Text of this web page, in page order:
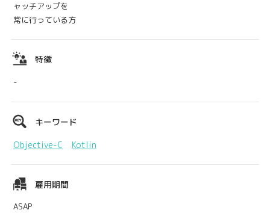
ャッチアップを
常に行っている方
特徴
-
キーワード
Objective-C
Kotlin
雇用期間
ASAP